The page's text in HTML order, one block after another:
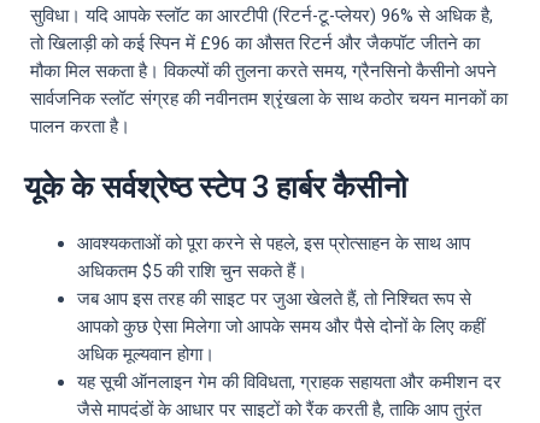
सुविधा। यदि आपके स्लॉट का आरटीपी (रिटर्न-टू-प्लेयर) 96% से अधिक है,
तो खिलाड़ी को कई स्पिन में £96 का औसत रिटर्न और जैकपॉट जीतने का
मौका मिल सकता है। विकल्पों की तुलना करते समय, ग्रैनसिनो कैसीनो अपने
सार्वजनिक स्लॉट संग्रह की नवीनतम श्रृंखला के साथ कठोर चयन मानकों का
पालन करता है।
यूके के सर्वश्रेष्ठ स्टेप 3 हार्बर कैसीनो
आवश्यकताओं को पूरा करने से पहले, इस प्रोत्साहन के साथ आप
अधिकतम $5 की राशि चुन सकते हैं।
जब आप इस तरह की साइट पर जुआ खेलते हैं, तो निश्चित रूप से
आपको कुछ ऐसा मिलेगा जो आपके समय और पैसे दोनों के लिए कहीं
अधिक मूल्यवान होगा।
यह सूची ऑनलाइन गेम की विविधता, ग्राहक सहायता और कमीशन दर
जैसे मापदंडों के आधार पर साइटों को रैंक करती है, ताकि आप तुरंत